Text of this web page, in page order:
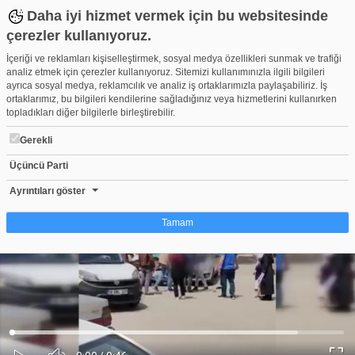
Daha iyi hizmet vermek için bu websitesinde
çerezler kullanıyoruz.
İçeriği ve reklamları kişiselleştirmek, sosyal medya özellikleri sunmak ve trafiği
analiz etmek için çerezler kullanıyoruz. Sitemizi kullanımınızla ilgili bilgileri
ayrıca sosyal medya, reklamcılık ve analiz iş ortaklarımızla paylaşabiliriz. İş
ortaklarımız, bu bilgileri kendilerine sağladığınız veya hizmetlerini kullanırken
topladıkları diğer bilgilerle birleştirebilir.
Gerekli
Üçüncü Parti
Ayrıntıları göster
Tamam
Çerez nedir?
Çerezler, web-sitelerinin, kullanıcıların deneyimlerini daha verimli hale getirmek
amacıyla kullandığı küçük metin dosyalarıdır. Yasalara göre, bu sitenin
işletilmesi için kesinlikle gerekli olan çerezleri cihazınıza yerleştirebiliyoruz.
Diğer çerez türleri için sizden izin almamız gerekiyor. Bu site farklı çerez türleri
kullanmaktadır. Bazı çerezler, sayfalarımızda yer alan üçüncü şahıs hizmetleri
tarafından yerleştirilir. İzniniz şu alanlar için geçerlidir: web.tv
Ses
Yüklendi:
Yükleniyor:
0%
Bursa'da otomobille motosiklet çarpıştı: 1 yaralı